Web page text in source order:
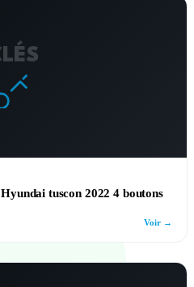
tuscon 2022 4 boutons
Voir →